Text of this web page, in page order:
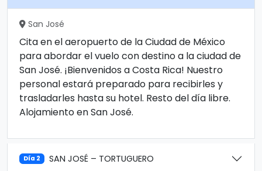
San José
Cita en el aeropuerto de la Ciudad de México
para abordar el vuelo con destino a la ciudad de
San José. ¡Bienvenidos a Costa Rica! Nuestro
personal estará preparado para recibirles y
trasladarles hasta su hotel. Resto del día libre.
Alojamiento en San José.
Día 2 SAN JOSÉ – TORTUGUERO